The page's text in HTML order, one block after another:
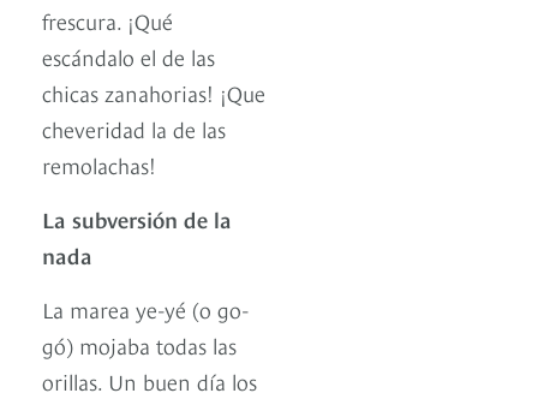
frescura. ¡Qué
escándalo el de las
chicas zanahorias! ¡Que
cheveridad la de las
remolachas!
La subversión de la
nada
La marea ye-yé (o go-
gó) mojaba todas las
orillas. Un buen día los